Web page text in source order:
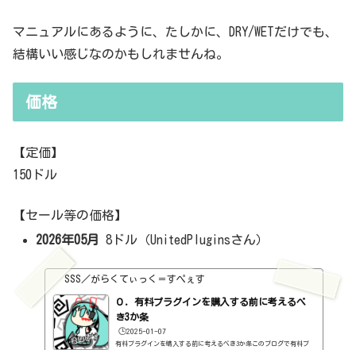
マニュアルにあるように、たしかに、DRY/WETだけでも、
結構いい感じなのかもしれませんね。
価格
【定価】
150ドル
【セール等の価格】
2026年05月
8ドル（UnitedPluginsさん）
SSS／がらくてぃっく＝すぺぇす
０．有料プラグインを購入する前に考えるべ
き3か条
🕒️2025-01-07
有料プラグインを購入する前に考えるべき3か条このブログで有料プ